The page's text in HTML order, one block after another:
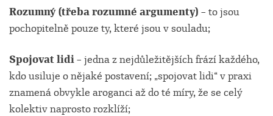
Rozumný (třeba rozumné argumenty) – to jsou
pochopitelně pouze ty, které jsou v souladu;
Spojovat lidi– jedna z nejdůležitějších frází každého,
kdo usiluje o nějaké postavení; „spojovat lidi“ v praxi
znamená obvykle aroganci až do té míry, že se celý
kolektiv naprosto rozklíží;